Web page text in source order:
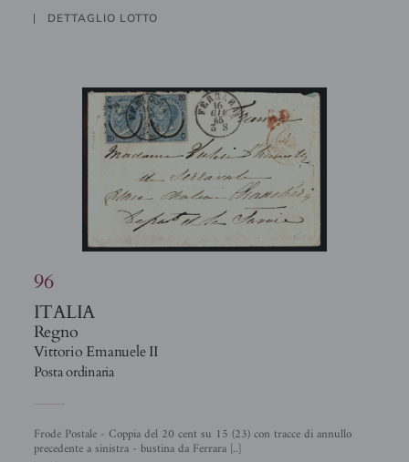
DETTAGLIO LOTTO
96
ITALIA
Regno
Vittorio Emanuele II
Posta ordinaria
Frode Postale - Coppia del 20 cent su 15 (23) con tracce di annullo
precedente a sinistra - bustina da Ferrara [..]